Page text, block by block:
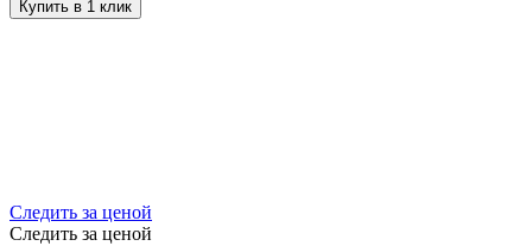
Купить в 1 клик
Следить за ценой
Следить за ценой